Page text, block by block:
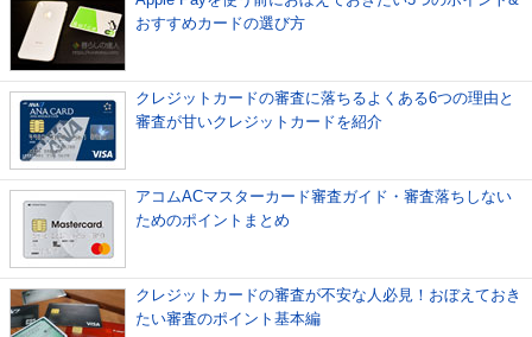
おすすめカードの選び方
クレジットカードの審査に落ちるよくある6つの理由と
審査が甘いクレジットカードを紹介
アコムACマスターカード審査ガイド・審査落ちしない
ためのポイントまとめ
クレジットカードの審査が不安な人必見！おぼえておき
たい審査のポイント基本編